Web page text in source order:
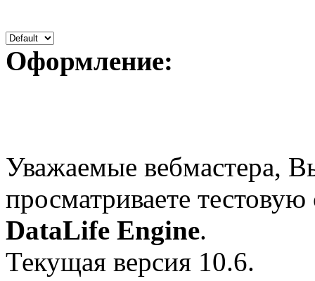
Оформление:
Уважаемые вебмастера,
просматриваете
DataLife Engine.
Текущая версия 10.6.